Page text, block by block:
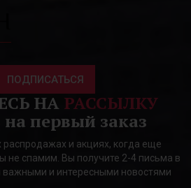
ПОДПИСАТЬСЯ
НА РАССЫЛКУ
на первый заказ
и акциях, когда еще
не спамим. Вы получите 2-4 письма в
и интересными новостями